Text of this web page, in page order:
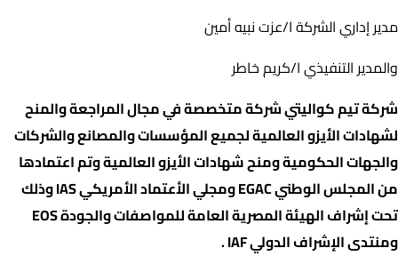
مدير إداري الشركة ا/عزت نبيه أمين
والمدير التنفيذي ا/كريم خاطر
شركة تيم كواليتي شركة متخصصة في مجال المراجعة والمنح
لشهادات الأيزو العالمية لجميع المؤسسات والمصانع والشركات
والجهات الحكومية ومنح شهادات الأيزو العالمية وتم اعتمادها
من المجلس الوطني EGAC ومجلي الأعتماد الأمريكي IAS وذلك
تحت إشراف الهيئة المصرية العامة للمواصفات والجودة EOS
ومنتدى الإشراف الدولي IAF .